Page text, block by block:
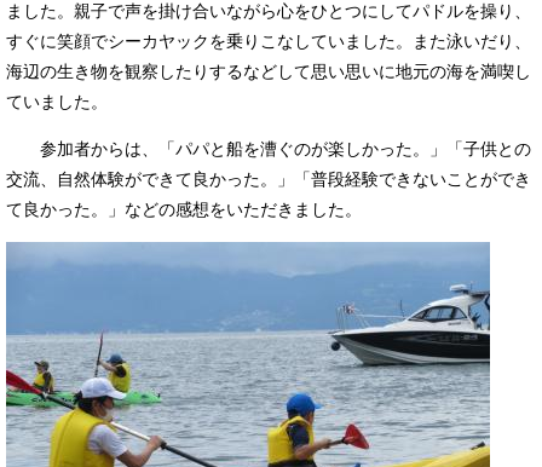
ました。親子で声を掛け合いながら心をひとつにしてパドルを操り、
すぐに笑顔でシーカヤックを乗りこなしていました。また泳いだり、
海辺の生き物を観察したりするなどして思い思いに地元の海を満喫し
ていました。
参加者からは、「パパと船を漕ぐのが楽しかった。」「子供との
交流、自然体験ができて良かった。」「普段経験できないことができ
て良かった。」などの感想をいただきました。